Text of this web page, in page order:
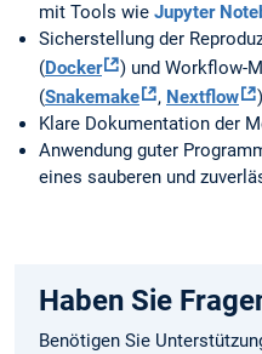
mit Tools wie Jupyter
Sicherstellung der
(Docker
) und Workflow-
(Snakemake , Nextflow
)
Klare Dokumentation der
Anwendung guter
eines sauberen und
Haben Sie
Benötigen Sie